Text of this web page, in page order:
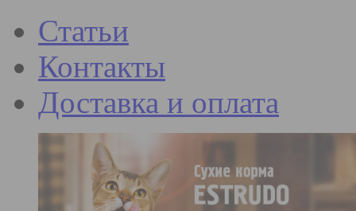
Статьи
Контакты
Доставка и оплата